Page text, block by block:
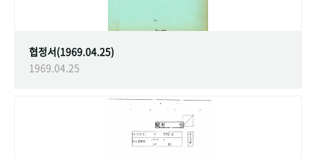
협정서(1969.04.25)
1969.04.25